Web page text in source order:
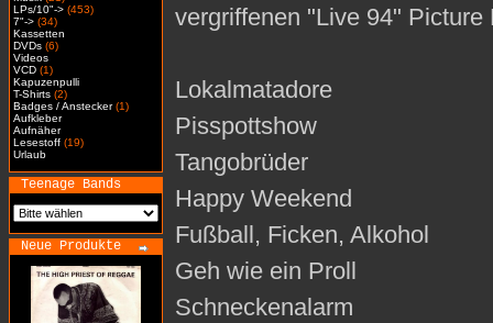
LPs/10"-> (453)
7"-> (34)
Kassetten
DVDs (6)
Videos
VCD (1)
Kapuzenpulli
T-Shirts (2)
Badges / Anstecker(1)
Aufkleber
Aufnäher
Lesestoff (19)
Urlaub
Teenage Bands
Neue Produkte
vergriffenen "Live 94" Picture
Lokalmatadore
Pisspottshow
Tangobrüder
Happy Weekend
Fußball, Ficken, Alkohol
Geh wie ein Proll
Schneckenalarm